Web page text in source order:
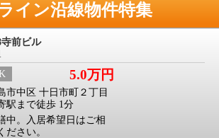
イン沿線物件特集
前ビル
5.0万円
市中区 十日市町２丁目
駅まで徒歩 1分
中。入居希望日はご相
ださい。